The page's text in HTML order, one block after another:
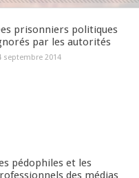
prisonniers politiques
par les autorités
septembre 2014
pédophiles et les
des médias